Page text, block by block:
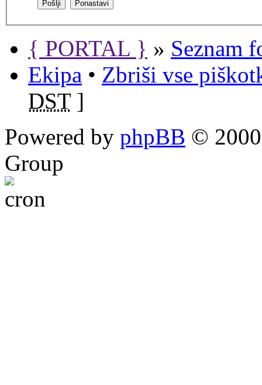
{ PORTAL } » Seznam
Ekipa • Zbriši vse
DST]
Powered by phpBB ©
Group